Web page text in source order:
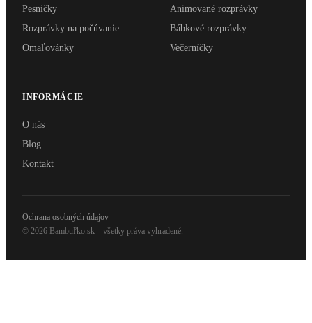
Pesničky
Rozprávky na počúvanie
Omaľovánky
Animované rozprávky
Bábkové rozprávky
Večerníčky
INFORMÁCIE
O nás
Blog
Kontakt
© 2026 Bambuľko.sk – všetky práva vyhradené.
Ochrana osobných údajov